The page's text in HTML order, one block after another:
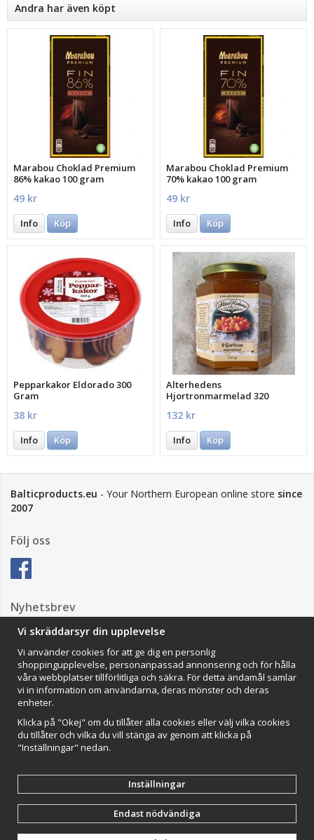
Andra har även köpt
Marabou Choklad Premium
86% kakao 100 gram
49 kr
Info Köp
Marabou Choklad Premium
70% kakao 100 gram
49 kr
Info Köp
Pepparkakor Eldorado 300
Gram
38 kr
Info Köp
Alterhedens
Hjortronmarmelad 320
132 kr
Info Köp
Balticproducts.eu - Your Northern European online store since
2007
Följ oss
Nyhetsbrev
Impressum
VAMOS Commerce AB
Organisationsnummer: 559502-0453
Drift & produktion:Wikinggruppen
Vi skräddarsyr din upplevelse
Vi använder cookies för att ge dig en personlig
shoppingupplevelse, personanpassad annonsering och för hålla
våra webbplatser tillförlitliga och säkra. För detta ändamål samlar
vi in information om användarna, deras mönster och deras
enheter.
Klicka på "Okej" om du tillåter alla cookies eller välj vilka cookies
du tillåter och vilka du vill stänga av genom att klicka på
"Inställningar" nedan.
Inställningar
Endast nödvändiga